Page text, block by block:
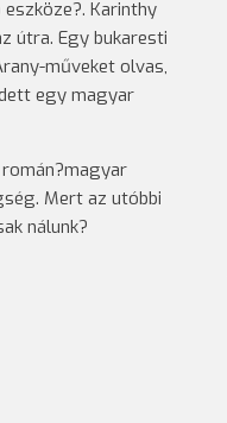
Karinthy
útra. Egy bukaresti
műveket olvas,
egy magyar
Mert az utóbbi
nálunk?